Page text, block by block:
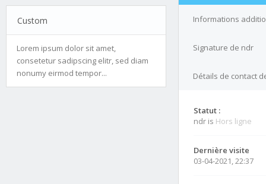
Custom
Lorem ipsum dolor sit amet,
consetetur sadipscing elitr, sed diam
nonumy eirmod tempor...
Informations
Signature de ndr
Détails de contact
Statut :
ndr is Hors ligne
Dernière visite
03-04-2021, 22:37